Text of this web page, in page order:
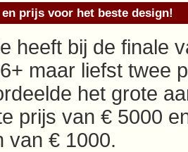
prijs voor het beste design!
heeft bij de finale
maar liefst twee
het grote
prijs van € 5000
van € 1000.